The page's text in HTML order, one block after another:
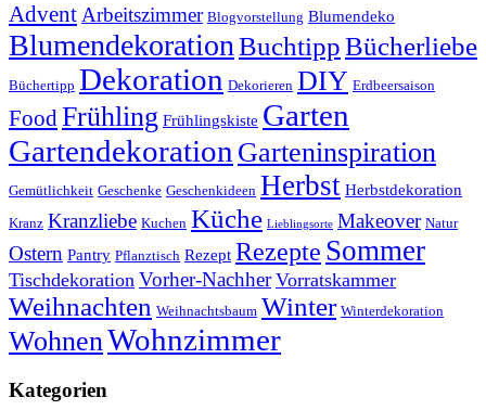
AdventArbeitszimmer Blogvorstellung Blumendeko
BlumendekorationBuchtippBücherliebe
Büchertipp Dekoration Dekorieren DIY Erdbeersaison
FoodFrühling Frühlingskiste Garten
Gartendekoration Garteninspiration
Gemütlichkeit Geschenke Geschenkideen Herbst Herbstdekoration
Kranz Kranzliebe Kuchen Küche Lieblingsorte Makeover Natur
Ostern Pantry Pflanztisch Rezept Rezepte Sommer
Tischdekoration Vorher-Nachher Vorratskammer
Weihnachten Weihnachtsbaum Winter Winterdekoration
WohnenWohnzimmer
Kategorien